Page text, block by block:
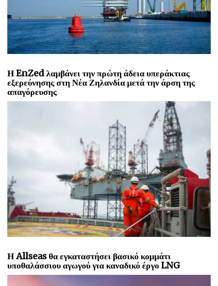
Η EnZed λαμβάνει την πρώτη άδεια υπεράκτιας
εξερεύνησης στη Νέα Ζηλανδία μετά την άρση της
απαγόρευσης
Η Allseas θα εγκαταστήσει βασικό κομμάτι
υποθαλάσσιου αγωγού για καναδικό έργο LNG